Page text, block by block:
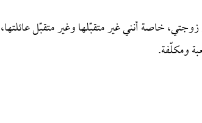
خاصة أنني غير متقبّلها وغير متقبّل عائلتها،
ومكلّفة.